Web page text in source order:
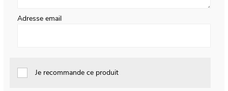
Adresse email
Je recommande ce produit